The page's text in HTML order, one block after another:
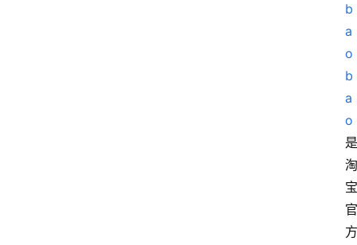
b
a
o
b
a
o
是
淘
宝
官
方